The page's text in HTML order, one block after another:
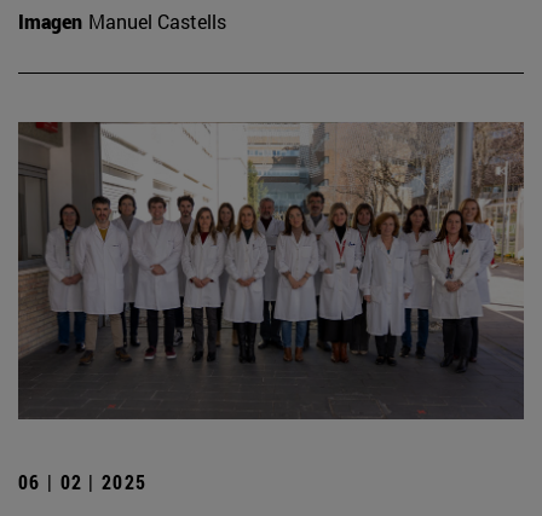
Imagen Manuel Castells
06 | 02 | 2025